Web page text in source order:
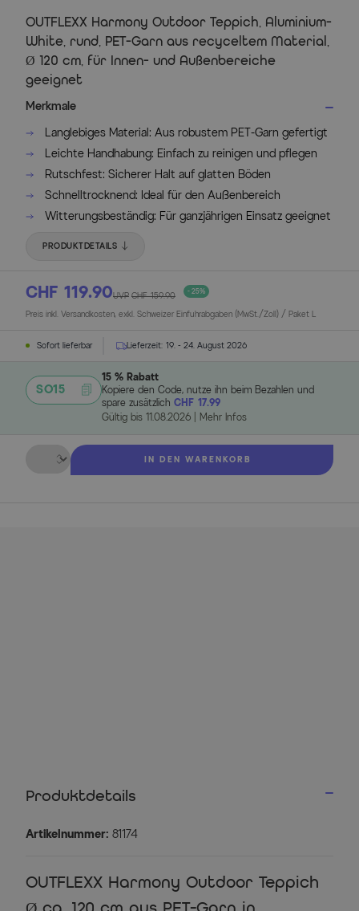
OUTFLEXX Harmony Outdoor Teppich, Aluminium-
White, rund, PET-Garn aus recyceltem Material,
Ø 120 cm, für Innen- und Außenbereiche
geeignet
Merkmale
Langlebiges Material: Aus robustem PET-Garn gefertigt
Leichte Handhabung: Einfach zu reinigen und pflegen
Rutschfest: Sicherer Halt auf glatten Böden
Schnelltrocknend: Ideal für den Außenbereich
Witterungsbeständig: Für ganzjährigen Einsatz geeignet
PRODUKTDETAILS
CHF 119.90UVP CHF 159.90 - 25%
Preis inkl. Versandkosten, exkl. Schweizer Einfuhrabgaben (MwSt./Zoll) / Paket L
Sofort lieferbar Lieferzeit: 19. - 24. August 2026
SO15
15 % Rabatt
Kopiere den Code, nutze ihn beim Bezahlen und
spare zusätzlich CHF 17.99
Gültig bis 11.08.2026 Mehr Infos
Menge
IN DEN WARENKORB
Produktdetails
Artikelnummer: 81174
OUTFLEXX Harmony Outdoor Teppich